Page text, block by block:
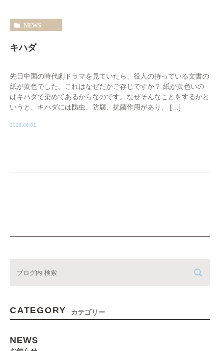
NEWS
キハダ
先日中国の時代劇ドラマを見ていたら、役人の持っている文書の
紙が黄色でした。これはなぜだかご存じですか？ 紙が黄色いの
はキハダで染めてあるからなのです。なぜそんなことをするかと
いうと、キハダには防虫、防腐、抗菌作用があり、 […]
2026.06.01
CATEGORY カテゴリー
NEWS